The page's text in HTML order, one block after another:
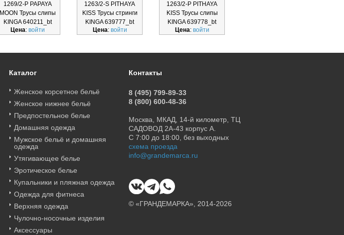
1269/2-P PAPAYA
MOON Трусы слипы
KINGA 640211_bt
Цена: войти
1263/2-S PITHAYA
KISS Трусы стринги
KINGA 639777_bt
Цена: войти
1263/2-P PITHAYA
KISS Трусы слипы
KINGA 639778_bt
Цена: войти
Каталог
Женское корсетное бельё
Женское нижнее бельё
Предпостельное белье
Домашняя одежда
Мужское бельё и домашняя
одежда
Утягивающее белье
Эротическое белье
Купальники и пляжная одежда
Одежда для фитнеса
Верхняя одежда
Чулочно-носочные изделия
Аксессуары
Контакты
8 (495) 799-89-33
8 (800) 600-48-36
Москва, МКАД, 14-й километр, ТЦ
САДОВОД 2А-43 корпус А.
С 7:00 до 18:00, без выходных
схема проезда
info@grandemarca.ru
© «ГРАНДЕМАРКА», 2014-2026